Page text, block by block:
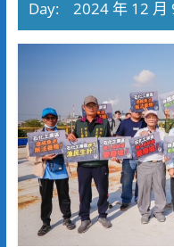
Day: 2024 年 12 月